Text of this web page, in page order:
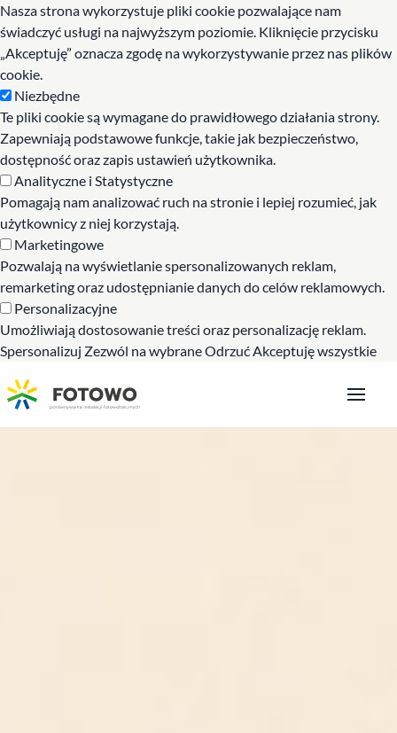
Nasza strona wykorzystuje pliki cookie pozwalające nam
świadczyć usługi na najwyższym poziomie. Kliknięcie przycisku
„Akceptuję” oznacza zgodę na wykorzystywanie przez nas plików
cookie.
Niezbędne
Te pliki cookie są wymagane do prawidłowego działania strony.
Zapewniają podstawowe funkcje, takie jak bezpieczeństwo,
dostępność oraz zapis ustawień użytkownika.
Analityczne i Statystyczne
Pomagają nam analizować ruch na stronie i lepiej rozumieć, jak
użytkownicy z niej korzystają.
Marketingowe
Pozwalają na wyświetlanie spersonalizowanych reklam,
remarketing oraz udostępnianie danych do celów reklamowych.
Personalizacyjne
Umożliwiają dostosowanie treści oraz personalizację reklam.
Spersonalizuj Zezwól na wybraneOdrzućAkceptuję wszystkie